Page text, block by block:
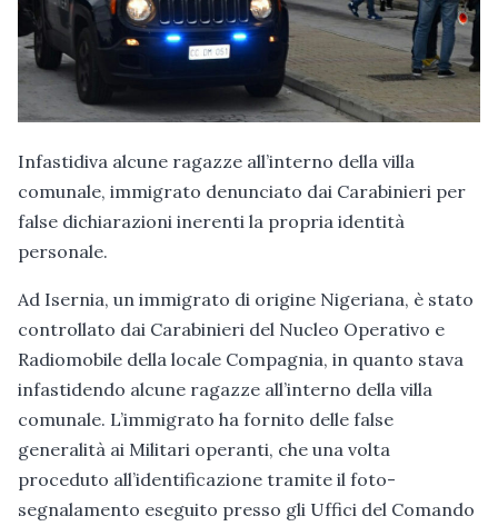
Infastidiva alcune ragazze all’interno della villa
comunale, immigrato denunciato dai Carabinieri per
false dichiarazioni inerenti la propria identità
personale.
Ad Isernia, un immigrato di origine Nigeriana, è stato
controllato dai Carabinieri del Nucleo Operativo e
Radiomobile della locale Compagnia, in quanto stava
infastidendo alcune ragazze all’interno della villa
comunale. L’immigrato ha fornito delle false
generalità ai Militari operanti, che una volta
proceduto all’identificazione tramite il foto-
segnalamento eseguito presso gli Uffici del Comando